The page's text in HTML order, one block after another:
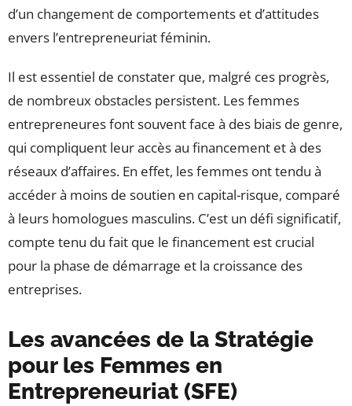
d’un changement de comportements et d’attitudes
envers l’entrepreneuriat féminin.
Il est essentiel de constater que, malgré ces progrès,
de nombreux obstacles persistent. Les femmes
entrepreneures font souvent face à des biais de genre,
qui compliquent leur accès au financement et à des
réseaux d’affaires. En effet, les femmes ont tendu à
accéder à moins de soutien en capital-risque, comparé
à leurs homologues masculins. C’est un défi significatif,
compte tenu du fait que le financement est crucial
pour la phase de démarrage et la croissance des
entreprises.
Les avancées de la Stratégie
pour les Femmes en
Entrepreneuriat (SFE)